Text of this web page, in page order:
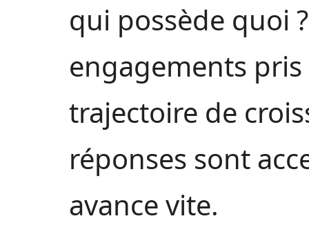
qui possède quoi
engagements pris
trajectoire de
réponses sont
avance vite.